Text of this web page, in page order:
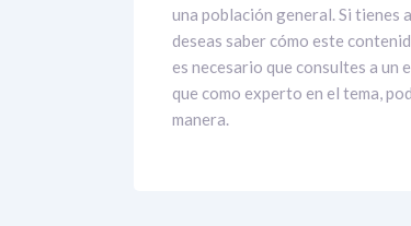
una población general. Si tienes
deseas saber cómo este
es necesario que consultes a un
que como experto en el tema,
manera.